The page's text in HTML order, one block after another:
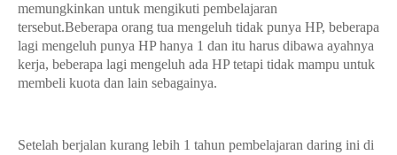
memungkinkan untuk mengikuti pembelajaran
tersebut.Beberapa orang tua mengeluh tidak punya HP, beberapa
lagi mengeluh punya HP hanya 1 dan itu harus dibawa ayahnya
kerja, beberapa lagi mengeluh ada HP tetapi tidak mampu untuk
membeli kuota dan lain sebagainya.
Setelah berjalan kurang lebih 1 tahun pembelajaran daring ini di